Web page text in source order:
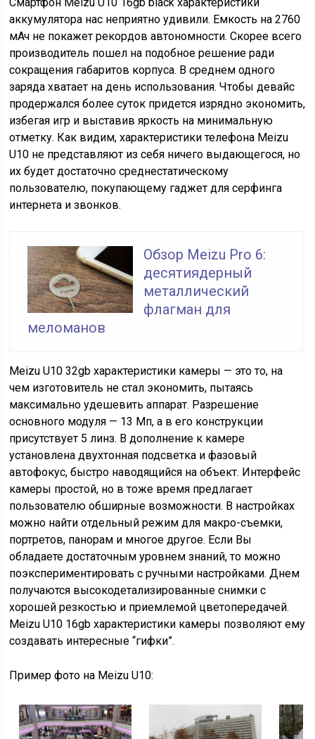
аккумулятора нас неприятно удивили. Емкость на 2760
мАч не покажет рекордов автономности. Скорее всего
производитель пошел на подобное решение ради
сокращения габаритов корпуса. В среднем одного
заряда хватает на день использования. Чтобы девайс
продержался более суток придется изрядно экономить,
избегая игр и выставив яркость на минимальную
отметку. Как видим, характеристики телефона Meizu
U10 не представляют из себя ничего выдающегося, но
их будет достаточно среднестатическому
пользователю, покупающему гаджет для серфинга
интернета и звонков.
Обзор Meizu Pro 6:
десятиядерный
металлический
флагман для
меломанов
Meizu U10 32gb характеристики камеры — это то, на
чем изготовитель не стал экономить, пытаясь
максимально удешевить аппарат. Разрешение
основного модуля — 13 Мп, а в его конструкции
присутствует 5 линз. В дополнение к камере
установлена двухтонная подсветка и фазовый
автофокус, быстро наводящийся на объект. Интерфейс
камеры простой, но в тоже время предлагает
пользователю обширные возможности. В настройках
можно найти отдельный режим для макро-съемки,
портретов, панорам и многое другое. Если Вы
обладаете достаточным уровнем знаний, то можно
поэкспериментировать с ручными настройками. Днем
получаются высокодетализированные снимки с
хорошей резкостью и приемлемой цветопередачей.
Meizu U10 16gb характеристики камеры позволяют ему
создавать интересные “гифки”.
Пример фото на Meizu U10: